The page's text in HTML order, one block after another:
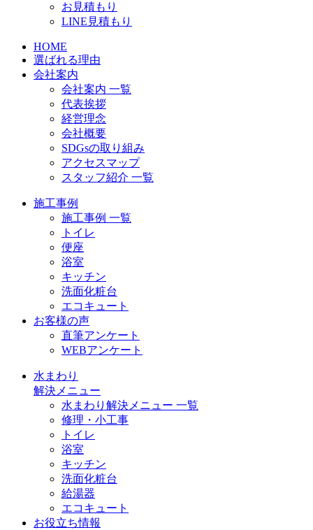
お見積もり
LINE見積もり
HOME
選ばれる理由
会社案内
会社案内 一覧
代表挨拶
経営理念
会社概要
SDGsの取り組み
アクセスマップ
スタッフ紹介 一覧
施工事例
施工事例 一覧
トイレ
便座
浴室
キッチン
洗面化粧台
エコキュート
お客様の声
直筆アンケート
WEBアンケート
水まわり
解決メニュー
水まわり解決メニュー 一覧
修理・小工事
トイレ
浴室
キッチン
洗面化粧台
給湯器
エコキュート
お役立ち情報